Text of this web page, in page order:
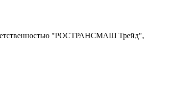
"РОСТРАНСМАШ Трейд",